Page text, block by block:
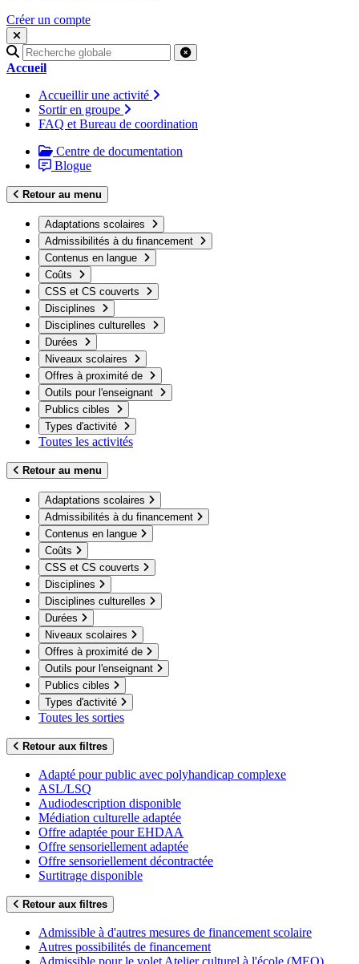
Créer un compte
Recherche
pour
Accueil
Accueillir une activité
Sortir en groupe
FAQ et Bureau de coordination
Centre de documentation
Blogue
Retour au menu
Adaptations scolaires
Admissibilités à du financement
Contenus en langue
Coûts
CSS et CS couverts
Disciplines
Disciplines culturelles
Durées
Niveaux scolaires
Offres à proximité de
Outils pour l'enseignant
Publics cibles
Types d'activité
Toutes les activités
Retour au menu
Adaptations scolaires
Admissibilités à du financement
Contenus en langue
Coûts
CSS et CS couverts
Disciplines
Disciplines culturelles
Durées
Niveaux scolaires
Offres à proximité de
Outils pour l'enseignant
Publics cibles
Types d'activité
Toutes les sorties
Retour aux filtres
Adapté pour public avec polyhandicap complexe
ASL/LSQ
Audiodescription disponible
Médiation culturelle adaptée
Offre adaptée pour EHDAA
Offre sensoriellement adaptée
Offre sensoriellement décontractée
Surtitrage disponible
Retour aux filtres
Admissible à d'autres mesures de financement scolaire
Autres possibilités de financement
Admissible pour le volet Atelier culturel à l'école (MEQ)